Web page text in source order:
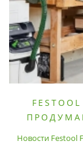
Новости Festool